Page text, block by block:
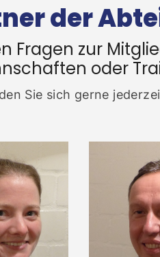
der
Fragen zur
oder
Sie sich gerne